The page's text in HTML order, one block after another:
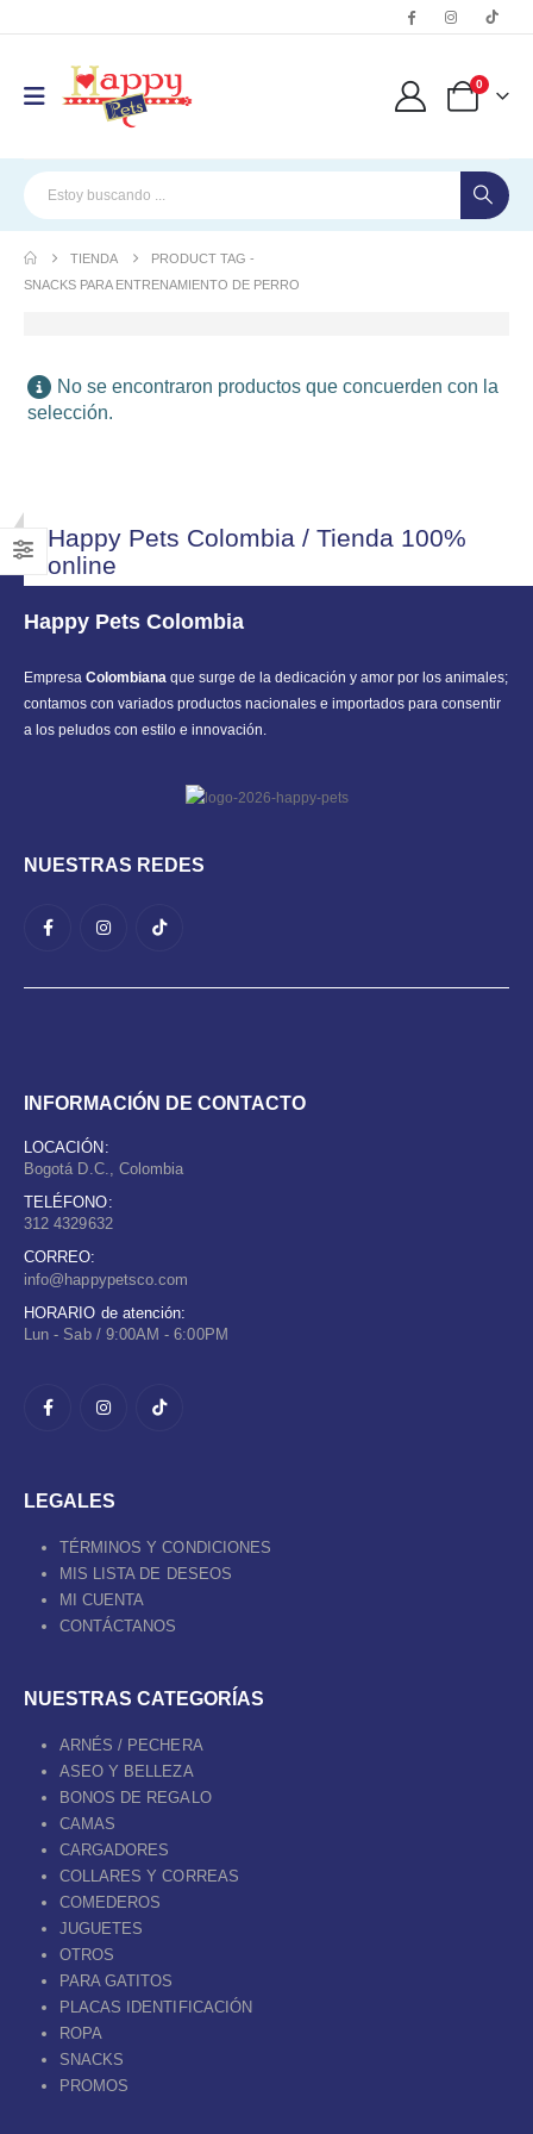
0
TIENDA
PRODUCT TAG -
SNACKS PARA ENTRENAMIENTO DE PERRO
No se encontraron productos que concuerden con la
selección.
Happy Pets Colombia / Tienda 100%
online
Happy Pets Colombia
Empresa Colombiana que surge de la dedicación y amor por los animales;
contamos con variados productos nacionales e importados para consentir
a los peludos con estilo e innovación.
NUESTRAS REDES
INFORMACIÓN DE CONTACTO
LOCACIÓN:
Bogotá D.C., Colombia
TELÉFONO:
312 4329632
CORREO:
info@happypetsco.com
HORARIO de atención:
Lun - Sab / 9:00AM - 6:00PM
LEGALES
TÉRMINOS Y CONDICIONES
MIS LISTA DE DESEOS
MI CUENTA
CONTÁCTANOS
NUESTRAS CATEGORÍAS
ARNÉS / PECHERA
ASEO Y BELLEZA
BONOS DE REGALO
CAMAS
CARGADORES
COLLARES Y CORREAS
COMEDEROS
JUGUETES
OTROS
PARA GATITOS
PLACAS IDENTIFICACIÓN
ROPA
SNACKS
PROMOS